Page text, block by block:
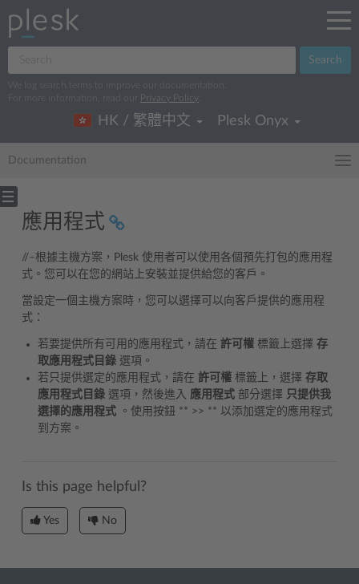
Search
We log search terms to improve our documentation.
For more information, read our
Privacy Policy
HK / 繁體中文 Plesk Onyx
Documentation
應用程式
//–根據主機方案，Plesk 使用者可以使用各個預先打包的應用程
式。您可以在您的網站上安裝並提供給您的客戶。
當設定一個主機方案時，您可以選擇可以向客戶提供的應用程
式：
若要提供所有可用的應用程式，請在 許可權 標籤上選擇 存
取應用程式目錄 選項。
若只提供選定的應用程式，請在 許可權 標籤上，選擇 存取
應用程式目錄 選項，然後進入 應用程式 部分選擇 只提供我
選擇的應用程式 。使用按鈕 ** >> ** 以添加選定的應用程式
到方案。
Is this page helpful?
Yes No